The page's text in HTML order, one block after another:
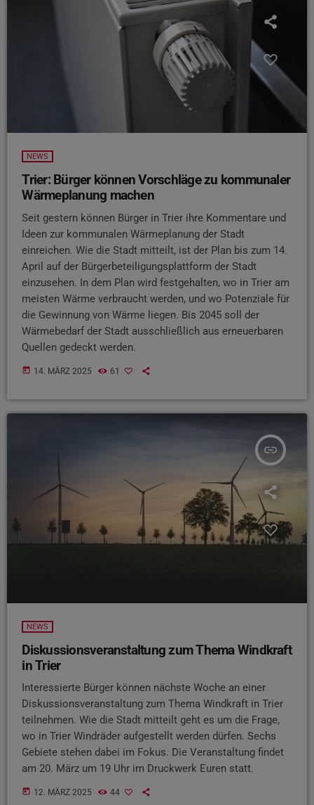
NEWS
Trier: Bürger können Vorschläge zu kommunaler
Wärmeplanung machen
Seit gestern können Bürger in Trier ihre Kommentare und
Ideen zur kommunalen Wärmeplanung der Stadt
einreichen. Wie die Stadt mitteilt, ist der Plan bis zum 14.
April auf der Bürgerbeteiligungsplattform der Stadt
einzusehen. In dem Plan wird festgehalten, wo in Trier am
meisten Wärme verbraucht werden, und wo Potenziale für
die Gewinnung von Wärme liegen. Bis 2045 soll der
Wärmebedarf der Stadt ausschließlich aus erneuerbaren
Quellen gedeckt werden.
today 14. MÄRZ 2025 61
insert_link
NEWS
Diskussionsveranstaltung zum Thema Windkraft
in Trier
Interessierte Bürger können nächste Woche an einer
Diskussionsveranstaltung zum Thema Windkraft in Trier
teilnehmen. Wie die Stadt mitteilt geht es um die Frage,
wo in Trier Windräder aufgestellt werden dürfen. Sechs
Gebiete stehen dabei im Fokus. Die Veranstaltung findet
am 20. März um 19 Uhr im Druckwerk Euren statt.
today 12. MÄRZ 2025 44